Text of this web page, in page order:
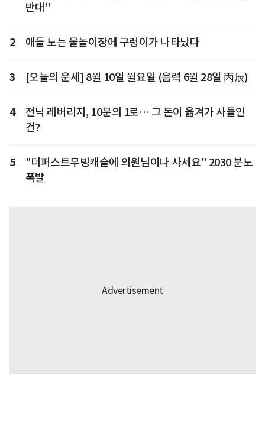
반대"
2 애들 노는 물놀이장에 구렁이가 나타났다
3 [오늘의 운세] 8월 10일 월요일 (음력 6월 28일 丙辰)
4
전닉 레버리지, 10분의 1로… 그 돈이 옮겨가 사들인
건?
5
"더퍼스트무빙캐슬에 의원님이나 사세요" 2030 분노
폭발